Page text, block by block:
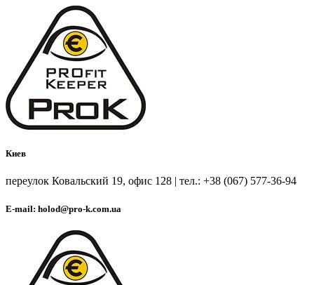
Киев
переулок Ковальский 19, офис 128 | тел.: +38 (067) 577-36-94
E-mail: holod@pro-k.com.ua